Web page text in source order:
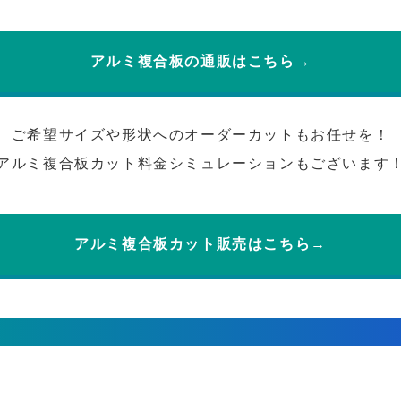
アルミ複合板の通販はこちら→
ご希望サイズや形状へのオーダーカットもお任せを！
ルミ複合板カット料金シミュレーションもございます
アルミ複合板カット販売はこちら→